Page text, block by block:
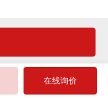
在线询价